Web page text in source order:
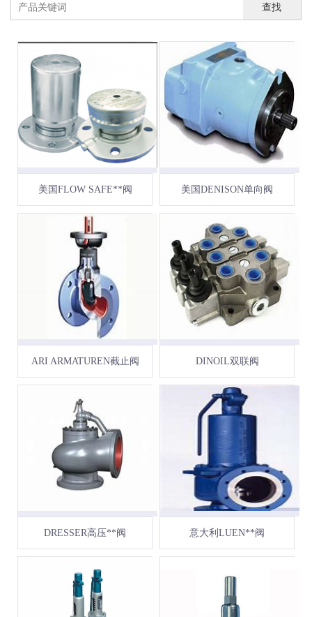
查找
美国FLOW SAFE**阀 美国DENISON单向阀
ARI ARMATUREN截止阀 DINOIL双联阀
DRESSER高压**阀 意大利LUEN**阀